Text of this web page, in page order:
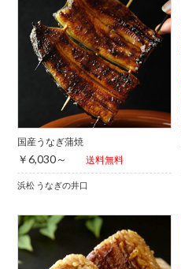
国産うなぎ蒲焼
￥6,030～ 送料無料
浜松 うなぎの井口